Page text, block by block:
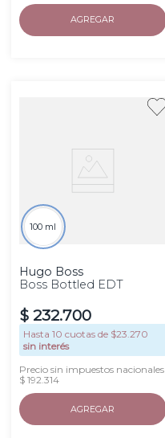
AGREGAR
100 ml
Hugo Boss
Boss Bottled EDT
$ 232.700
Hasta 10 cuotas de $23.270
sin interés
Precio sin impuestos nacionales
$ 192.314
AGREGAR